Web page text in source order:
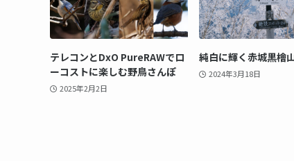
テレコンとDxO PureRAWでロ
ーコストに楽しむ野鳥さんぽ
2025年2月2日
純白に輝く赤城黒檜
2024年3月18日